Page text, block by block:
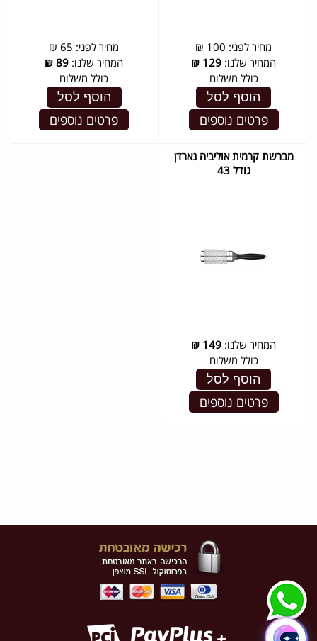
מחיר לפני:100 ₪
המחיר שלנו: 129
₪
כולל משלוח
הוסף לסל
פרטים נוספים
מחיר לפני:65 ₪
המחיר שלנו: 89
₪
כולל משלוח
הוסף לסל
פרטים נוספים
מברשת קרמית אוליביה גארדן
גודל 43
המחיר שלנו: 149
₪
כולל משלוח
הוסף לסל
פרטים נוספים